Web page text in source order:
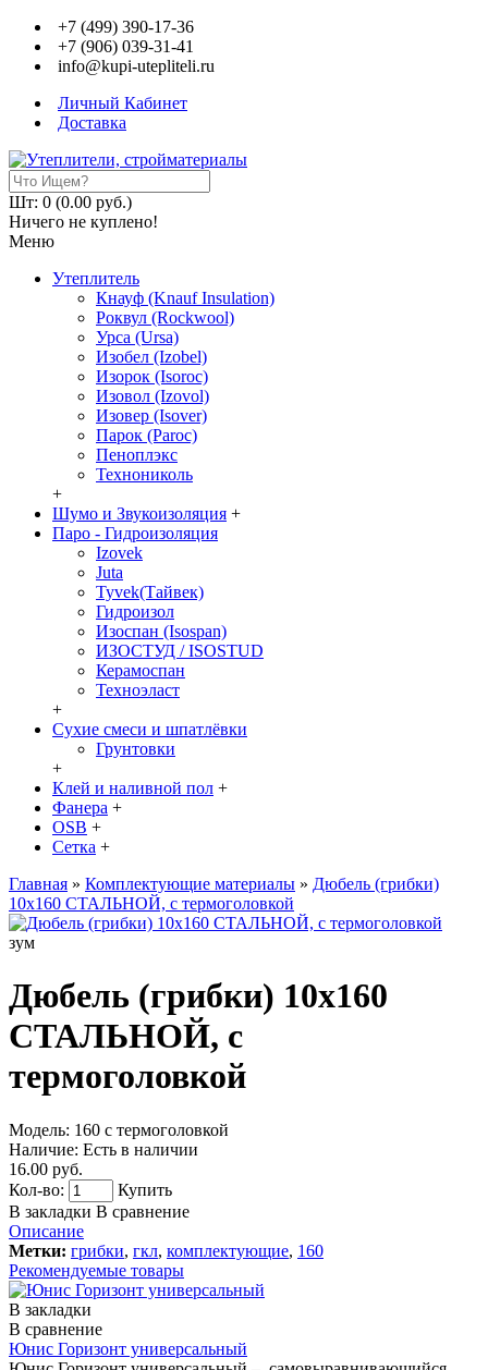
+7 (499) 390-17-36
+7 (906) 039-31-41
info@kupi-utepliteli.ru
Личный Кабинет
Доставка
Шт: 0 (0.00 руб.)
Ничего не куплено!
Меню
Утеплитель
Кнауф (Knauf Insulation)
Роквул (Rockwool)
Урса (Ursa)
Изобел (Izobel)
Изорок (Isoroc)
Изовол (Izovol)
Изовер (Isover)
Парок (Paroс)
Пеноплэкс
Технониколь
+
Шумо и Звукоизоляция +
Паро - Гидроизоляция
Izovek
Juta
Tyvek(Тайвек)
Гидроизол
Изоспан (Isospan)
ИЗОСТУД / ISOSTUD
Керамоспан
Техноэласт
+
Сухие смеси и шпатлёвки
Грунтовки
+
Клей и наливной пол +
Фанера +
OSB +
Сетка +
Главная » Комплектующие материалы » Дюбель (грибки)
10х160 СТАЛЬНОЙ, с термоголовкой
зум
Дюбель (грибки) 10х160
СТАЛЬНОЙ, с
термоголовкой
Модель: 160 с термоголовкой
Наличие: Есть в наличии
16.00 руб.
Кол-во:
Купить
В закладки В сравнение
Описание
Метки: грибки, гкл, комплектующие, 160
Рекомендуемые товары
В закладки
В сравнение
Юнис Горизонт универсальный